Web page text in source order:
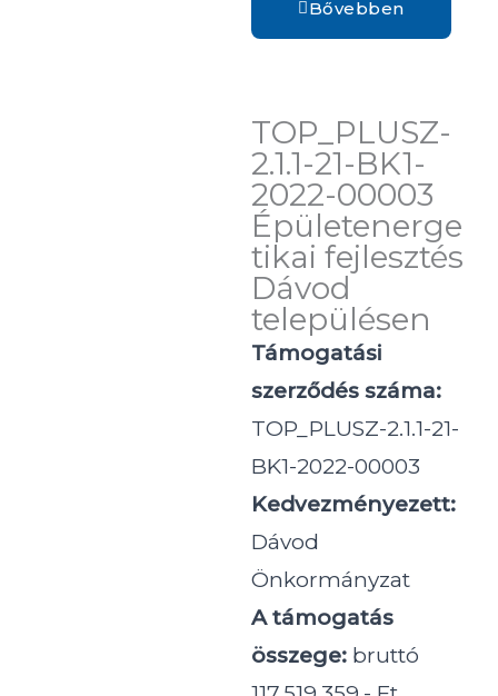
Bővebben
TOP_PLUSZ-
2.1.1-21-BK1-
2022-00003
Épületenerge
tikai fejlesztés
Dávod
településen
Támogatási
szerződés száma:
TOP_PLUSZ-2.1.1-21-
BK1-2022-00003
Kedvezményezett:
Dávod
Önkormányzat
A támogatás
összege: bruttó